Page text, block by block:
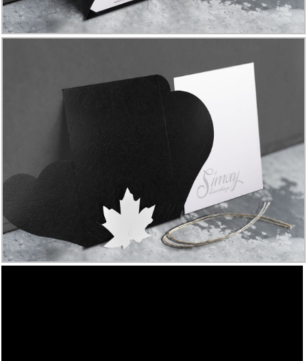
Atatürk'lü
Davetiyeler
Numune
Talebi
(ücretsiz)
Gerçek
Müşteri
Yorumları